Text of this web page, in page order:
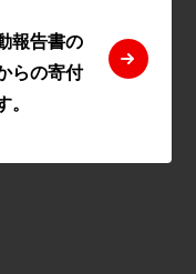
報告書の
らの寄付